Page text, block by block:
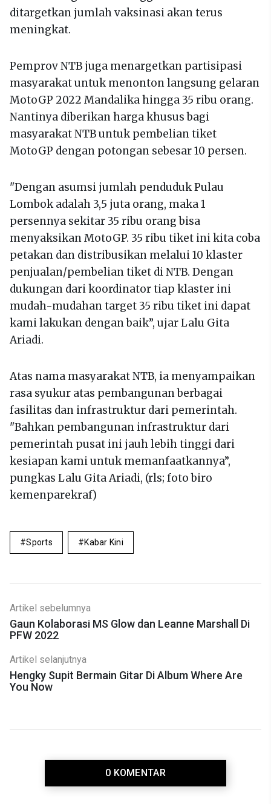
ditargetkan jumlah vaksinasi akan terus
meningkat.
Pemprov NTB juga menargetkan partisipasi
masyarakat untuk menonton langsung gelaran
MotoGP 2022 Mandalika hingga 35 ribu orang.
Nantinya diberikan harga khusus bagi
masyarakat NTB untuk pembelian tiket
MotoGP dengan potongan sebesar 10 persen.
"Dengan asumsi jumlah penduduk Pulau
Lombok adalah 3,5 juta orang, maka 1
persennya sekitar 35 ribu orang bisa
menyaksikan MotoGP. 35 ribu tiket ini kita coba
petakan dan distribusikan melalui 10 klaster
penjualan/pembelian tiket di NTB. Dengan
dukungan dari koordinator tiap klaster ini
mudah-mudahan target 35 ribu tiket ini dapat
kami lakukan dengan baik”, ujar Lalu Gita
Ariadi.
Atas nama masyarakat NTB, ia menyampaikan
rasa syukur atas pembangunan berbagai
fasilitas dan infrastruktur dari pemerintah.
"Bahkan pembangunan infrastruktur dari
pemerintah pusat ini jauh lebih tinggi dari
kesiapan kami untuk memanfaatkannya”,
pungkas Lalu Gita Ariadi, (rls; foto biro
kemenparekraf)
Sports Kabar Kini
Artikel sebelumnya
Gaun Kolaborasi MS Glow dan Leanne Marshall Di
PFW 2022
Artikel selanjutnya
Hengky Supit Bermain Gitar Di Album Where Are
You Now
0 KOMENTAR